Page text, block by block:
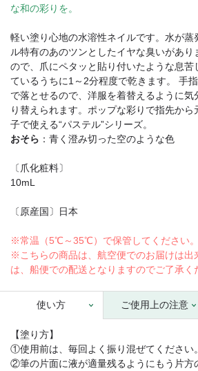
な和の彩りを。
軽い塗り心地の水溶性ネイルです。水が蒸
ル特有のあのツンとしたイヤな臭いがあり
ので、爪にペタッと貼り付いたような息苦
ているうちに1～2分程度で乾きます。 手
で落とせるので、洋服を着替えるように気
り替えられます。ポップな彩りで指先か
子で使える“パステル”シリーズ。
おそら ：青く澄み切った空のような色
〔爪化粧料〕
10mL
〔原産国〕日本
※常温（5℃～35℃）で保管してください。
※こちらの商品は、航空便でのお届けは出
は、船便での配送となりますのでご了承く
使い方 ご使用上の注意
【塗り方】
①使用前は、毎回よく振り混ぜてください。
②筆の片面に液が適量残るようにもう片方